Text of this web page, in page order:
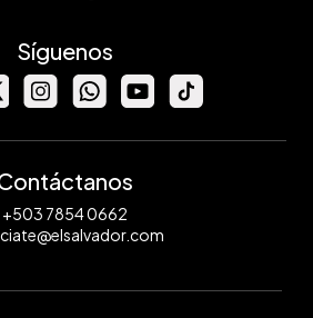
Síguenos
+503 7854 0662